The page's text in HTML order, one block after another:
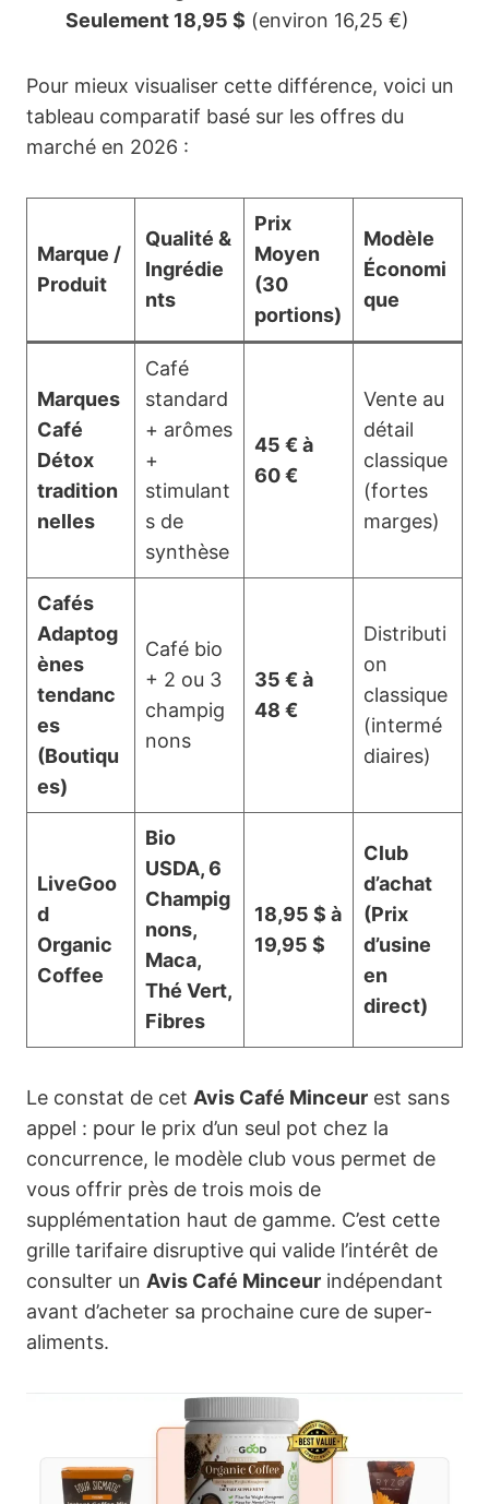
Seulement 18,95 $ (environ 16,25 €)
Pour mieux visualiser cette différence, voici un
tableau comparatif basé sur les offres du
marché en 2026 :
Marque /
Produit
Qualité &
Ingrédie
nts
Prix
Moyen
(30
portions)
Modèle
Économi
que
Marques
Café
Détox
tradition
nelles
Café
standard
+ arômes
+
stimulant
s de
synthèse
45 € à
60 €
Vente au
détail
classique
(fortes
marges)
Cafés
Adaptog
ènes
tendanc
es
(Boutiqu
es)
Café bio
+ 2 ou 3
champig
nons
35 € à
48 €
Distributi
on
classique
(intermé
diaires)
LiveGoo
d
Organic
Coffee
Bio
USDA, 6
Champig
nons,
Maca,
Thé Vert,
Fibres
18,95 $ à
19,95 $
Club
d’achat
(Prix
d’usine
en
direct)
Le constat de cet Avis Café Minceur est sans
appel : pour le prix d’un seul pot chez la
concurrence, le modèle club vous permet de
vous offrir près de trois mois de
supplémentation haut de gamme. C’est cette
grille tarifaire disruptive qui valide l’intérêt de
consulter un Avis Café Minceur indépendant
avant d’acheter sa prochaine cure de super-
aliments.